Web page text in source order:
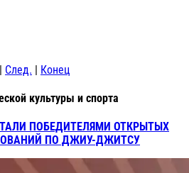
| След. | Конец
культуры и спорта
ПОБЕДИТЕЛЯМИ ОТКРЫТЫХ
ПО ДЖИУ-ДЖИТСУ